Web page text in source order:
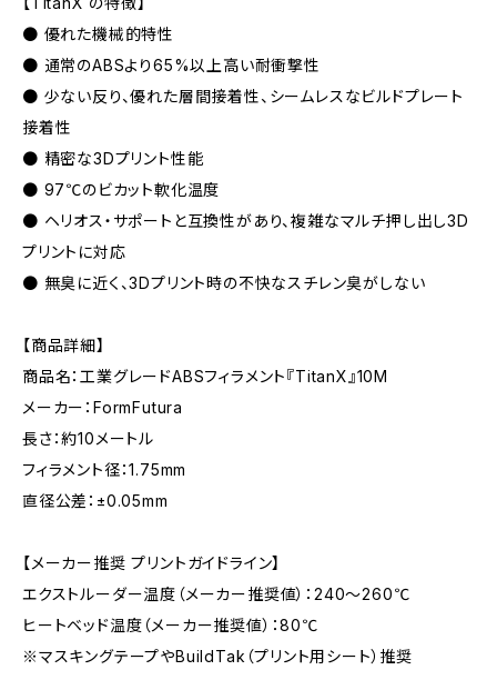
● 優れた機械的特性
● 通常のABSより65%以上高い耐衝撃性
● 少ない反り、優れた層間接着性、シームレスなビルドプレート
接着性
● 精密な3Dプリント性能
● 97℃のビカット軟化温度
● ヘリオス・サポートと互換性があり、複雑なマルチ押し出し3D
プリントに対応
● 無臭に近く、3Dプリント時の不快なスチレン臭がしない
【商品詳細】
商品名：工業グレードABSフィラメント『TitanX』10M
メーカー：FormFutura
長さ：約10メートル
フィラメント径：1.75mm
直径公差：±0.05mm
【メーカー推奨 プリントガイドライン】
エクストルーダー温度（メーカー推奨値）：240～260℃
ヒートベッド温度（メーカー推奨値）：80℃
※マスキングテープやBuildTak（プリント用シート）推奨